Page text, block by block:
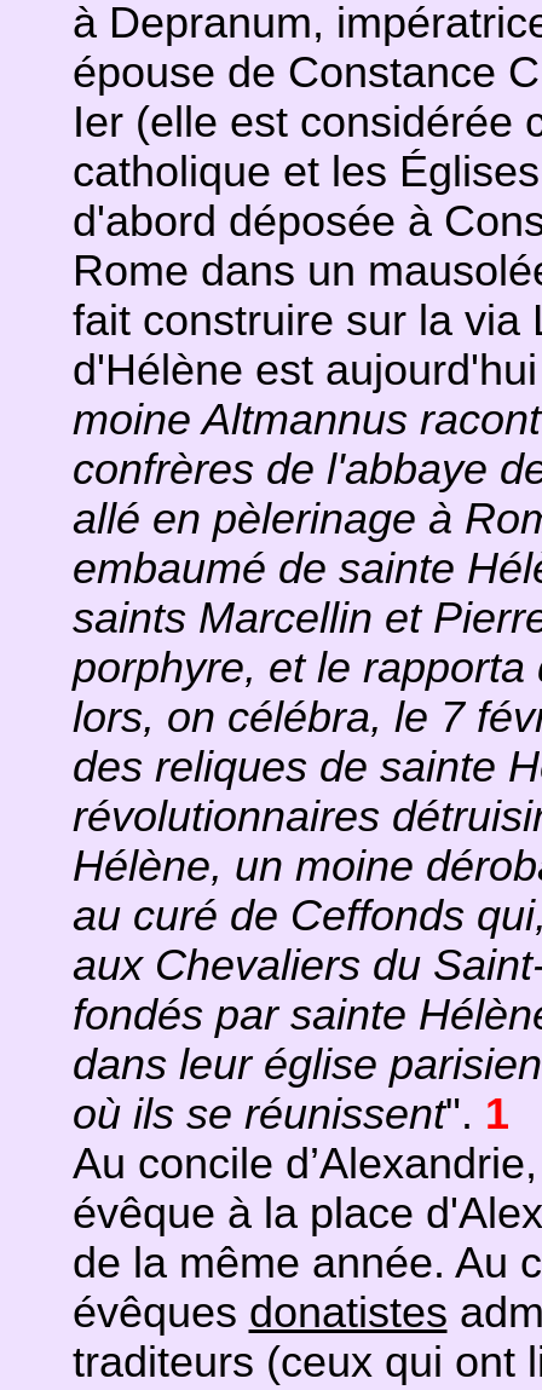
à Depranum,
épouse de Constance
Ier (elle est considérée
catholique et les
d'abord déposée à
Rome dans un
fait construire sur la via
d'Hélène est
moine Altmannus
confrères de l'abbaye
allé en pèlerinage à
embaumé de sainte
saints Marcellin et
porphyre, et le
lors, on célébra, le 7
des reliques de sainte
révolutionnaires
Hélène, un moine
au curé de Ceffonds
aux Chevaliers du
fondés par sainte
dans leur église
où ils se réunissent". 1
Au concile
évêque à la place
de la même année. Au
évêques donatistes
traditeurs (ceux qui ont